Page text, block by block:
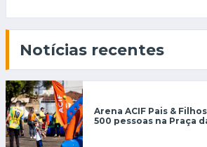
Notícias recentes
Arena ACIF Pais &
500 pessoas na Praça